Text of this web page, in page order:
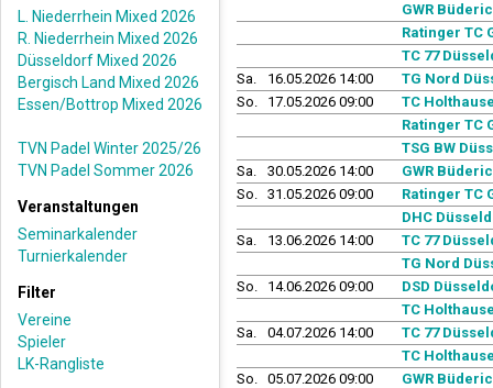
L. Niederrhein Mixed 2026
R. Niederrhein Mixed 2026
Düsseldorf Mixed 2026
Bergisch Land Mixed 2026
Essen/Bottrop Mixed 2026
TVN Padel Winter 2025/26
TVN Padel Sommer 2026
Veranstaltungen
Seminarkalender
Turnierkalender
Filter
Vereine
Spieler
LK-Rangliste
GWR
Ratinger TC
TC 77
Sa.
16.05.2026 14:00
TG Nord
So.
17.05.2026 09:00
TC
Ratinger TC
TSG BW
Sa.
30.05.2026 14:00
GWR
So. 31.05.2026 09:00
Ratinger TC
DHC
Sa.
13.06.2026 14:00
TC 77
TG Nord
So.
14.06.2026 09:00
DSD
TC
Sa.
04.07.2026 14:00
TC 77
TC
So. 05.07.2026 09:00
GWR